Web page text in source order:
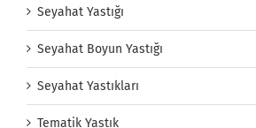
Seyahat Yastığı
Seyahat Boyun Yastığı
Seyahat Yastıkları
Tematik Yastık